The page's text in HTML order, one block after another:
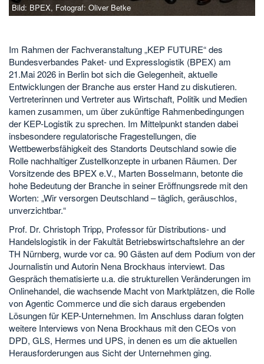
Bild: BPEX, Fotograf: Oliver Betke
Im Rahmen der Fachveranstaltung „KEP FUTURE“ des
Bundesverbandes Paket- und Expresslogistik (BPEX) am
21.Mai 2026 in Berlin bot sich die Gelegenheit, aktuelle
Entwicklungen der Branche aus erster Hand zu diskutieren.
Vertreterinnen und Vertreter aus Wirtschaft, Politik und Medien
kamen zusammen, um über zukünftige Rahmenbedingungen
der KEP-Logistik zu sprechen. Im Mittelpunkt standen dabei
insbesondere regulatorische Fragestellungen, die
Wettbewerbsfähigkeit des Standorts Deutschland sowie die
Rolle nachhaltiger Zustellkonzepte in urbanen Räumen. Der
Vorsitzende des BPEX e.V., Marten Bosselmann, betonte die
hohe Bedeutung der Branche in seiner Eröffnungsrede mit den
Worten: „Wir versorgen Deutschland – täglich, geräuschlos,
unverzichtbar.“
Prof. Dr. Christoph Tripp, Professor für Distributions- und
Handelslogistik in der Fakultät Betriebswirtschaftslehre an der
TH Nürnberg, wurde vor ca. 90 Gästen auf dem Podium von der
Journalistin und Autorin Nena Brockhaus interviewt. Das
Gespräch thematisierte u.a. die strukturellen Veränderungen im
Onlinehandel, die wachsende Macht von Marktplätzen, die Rolle
von Agentic Commerce und die sich daraus ergebenden
Lösungen für KEP-Unternehmen. Im Anschluss daran folgten
weitere Interviews von Nena Brockhaus mit den CEOs von
DPD, GLS, Hermes und UPS, in denen es um die aktuellen
Herausforderungen aus Sicht der Unternehmen ging.